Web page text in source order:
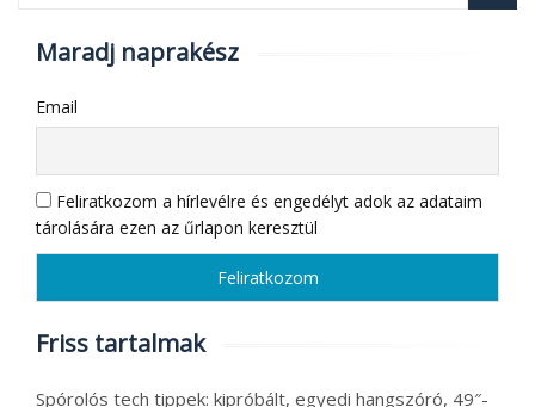
Maradj naprakész
Email
Feliratkozom a hírlevélre és engedélyt adok az adataim
tárolására ezen az űrlapon keresztül
Friss tartalmak
Spórolós tech tippek: kipróbált, egyedi hangszóró, 49″-